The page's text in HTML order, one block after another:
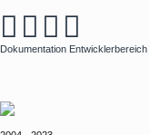
Dokumentation Entwicklerbereich